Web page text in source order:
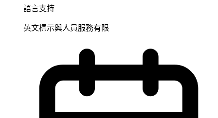
語言支持
英文標示與人員服務有限